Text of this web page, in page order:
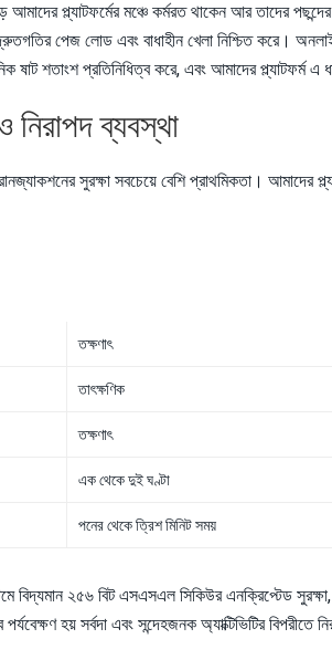
আমাদের প্ল্যাটফর্মের মঞ্চে কর্মরত থাকেন আর তাদের
পেজ লোড এবং বাধাহীন খেলা নিশ্চিত করে।
ষাট শতাংশ প্রতিনিধিত্ব করে, এবং আমাদের প্ল্যাটফর্ম এ
নিরাপদ ব্যবস্থা
সুরক্ষা সবচেয়ে বেশি প্রাথমিকতা। আমাদের
তক্ষণাৎ
তাৎক্ষণিক
তক্ষণাৎ
এক থেকে দুই ঘণ্টা
পনের থেকে ত্রিশ মিনিট সময়
বিদ্যমান ২৫৬ বিট এসএসএল সিকিউর এনক্রিপ্টেড
হয় সর্বদা এবং সন্দেহজনক অ্যাক্টিভিটির বিপরীতে